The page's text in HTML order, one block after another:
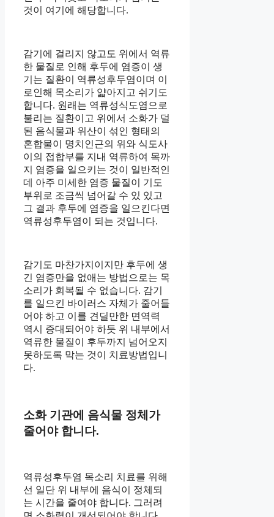
것이 여기에 해당합니다.
감기에 걸리지 않고도 위에서 역류
한 물질로 인해 후두에 염증이 생
기는 질환이 역류성후두염이며 이
로인해 목소리가 얇아지고 쉬기도
합니다. 원래는 역류성식도염으로
불리는 질환이고 위에서 소화가 덜
된 음식물과 위산이 섞인 형태의
혼합물이 명치인근의 위와 식도사
이의 접합부를 지내 역류하여 목까
지 염증을 일으키는 것이 일반적인
데 아주 미세한 염증 물질이 기도
부위로 조금씩 넘어갈 수 있 있고
그 결과 후두에 염증을 일으킨다면
역류성후두염이 되는 것입니다.
감기도 마찬가지이지만 후두에 생
긴 염증만을 없애는 방법으로는 목
소리가 회복될 수 없습니다. 감기
를 일으킨 바이러스 자체가 줄어들
어야 하고 이를 견딜만한 면역력
역시 증대되어야 하듯 위 내부에서
역류한 물질이 후두까지 넘어오지
못하도록 막는 것이 치료방법입니
다.
소화 기관에 음식물 정체가
줄어야 합니다.
역류성후두염 목소리 치료를 위해
선 일단 위 내부에 음식이 정체되
는 시간을 줄여야 합니다. 그러려